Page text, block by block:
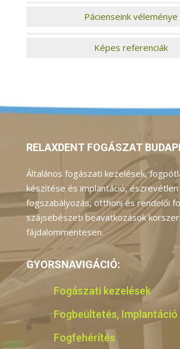
Pácienseink véleménye
Képes referenciák
RELAXDENT FOGÁSZAT
Általános fogászati kezelések,
készítése és implantáció, észrevétlen
fogszabályozás, otthoni és rendelői
szájsebészeti beavatkozások
fájdalommentesen.
GYORSNAVIGÁCIÓ:
Fogászati kezelések
Fogbeültetés, Implantáció
Fogfehérítés